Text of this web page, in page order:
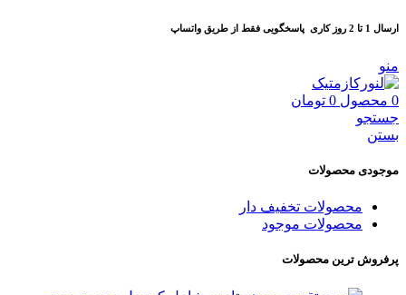
ارسال 1 تا 2 روز کاری پاسخگویی فقط از طریق واتساپ
منو
0 محصول 0 تومان
جستجو
بستن
موجودی محصولات
محصولات تخفیف دار
محصولات موجود
پرفروش ترین محصولات